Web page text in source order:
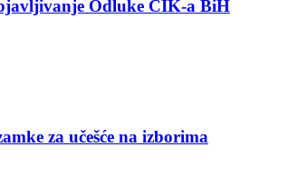
Odluke CIK-a BiH
za učešće na izborima